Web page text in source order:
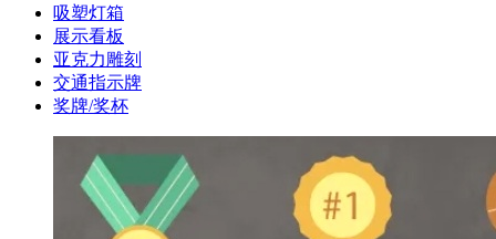
吸塑灯箱
展示看板
亚克力雕刻
交通指示牌
奖牌/奖杯